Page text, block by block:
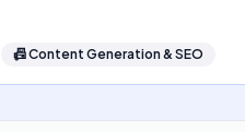
📠Content Generation & SEO